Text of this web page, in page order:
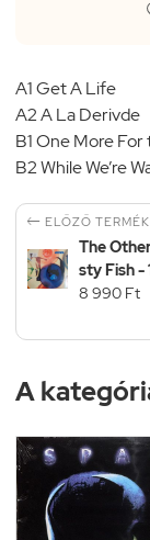
A1 Get A Life
A2 A La Derivde
B1 One More For
B2 While We’re
 ELŐZŐ TERMÉK
The
sty Fish -
8 990 Ft
A